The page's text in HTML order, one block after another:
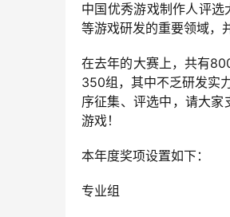
中国优秀游戏制作人评
等游戏研发的重要领域，
在去年的大赛上，共有
350组，其中不乏研发实
序征集、评选中，请大
游戏！
本年度奖项设置如下：
专业组